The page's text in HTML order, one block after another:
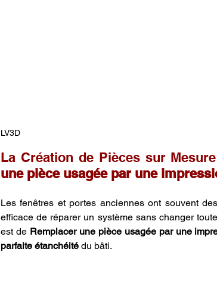
LV3D
La Création de Pièces sur
une pièce usagée par une
Les fenêtres et portes anciennes ont souvent
efficace de réparer un système sans changer
est de Remplacer une pièce usagée par une
parfaite étanchéité du bâti.